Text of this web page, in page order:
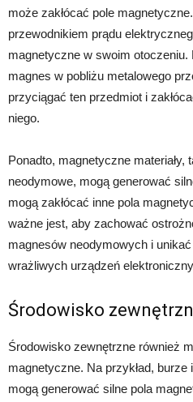
może zakłócać pole
przewodnikiem prądu
magnetyczne w swoim otoczeniu.
magnes w pobliżu metalowego
przyciągać ten przedmiot i
niego.
Ponadto, magnetyczne materiały,
neodymowe, mogą generować
mogą zakłócać inne pola
ważne jest, aby zachować
magnesów neodymowych i
wrażliwych urządzeń
Środowisko
Środowisko zewnętrzne również
magnetyczne. Na przykład,
mogą generować silne pola